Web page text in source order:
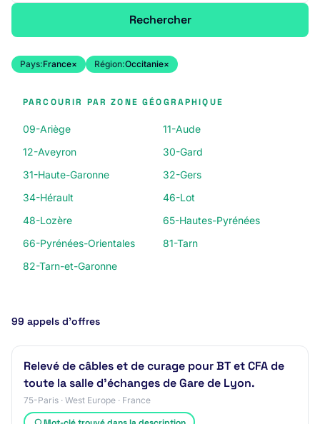
Rechercher
Pays:France× Région:Occitanie×
PARCOURIR PAR ZONE GÉOGRAPHIQUE
09-Ariège
11-Aude
12-Aveyron
30-Gard
31-Haute-Garonne
32-Gers
34-Hérault
46-Lot
48-Lozère
65-Hautes-Pyrénées
66-Pyrénées-Orientales
81-Tarn
82-Tarn-et-Garonne
99 appels d’offres
Relevé de câbles et de curage pour BT et CFA de
toute la salle d’échanges de Gare de Lyon.
75-Paris · West Europe · France